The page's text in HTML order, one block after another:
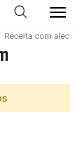
Receita com